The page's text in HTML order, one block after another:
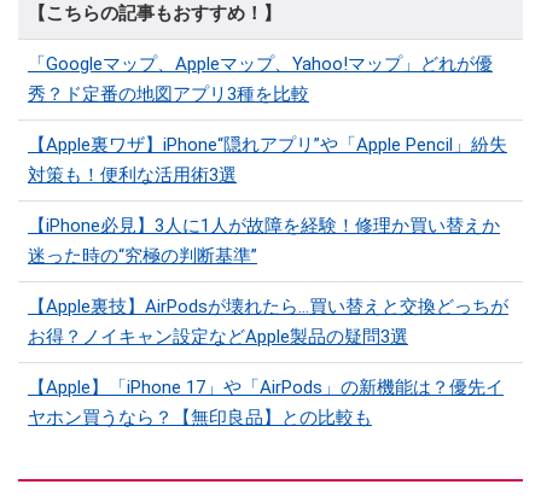
【こちらの記事もおすすめ！】
「Googleマップ、Appleマップ、Yahoo!マップ」どれが優
秀？ド定番の地図アプリ3種を比較
【Apple裏ワザ】iPhone“隠れアプリ”や「Apple Pencil」紛失
対策も！便利な活用術3選
【iPhone必見】3人に1人が故障を経験！修理か買い替えか
迷った時の“究極の判断基準”
【Apple裏技】AirPodsが壊れたら…買い替えと交換どっちが
お得？ノイキャン設定などApple製品の疑問3選
【Apple】「iPhone 17」や「AirPods」の新機能は？優先イ
ヤホン買うなら？【無印良品】との比較も